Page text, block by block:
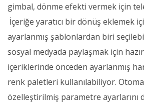
gimbal, dönme efekti vermek için
İçeriğe yaratıcı bir dönüş eklemek
ayarlanmış şablonlardan biri
sosyal medyada paylaşmak için
içeriklerinde önceden ayarlanmış
renk paletleri kullanılabiliyor.
özelleştirilmiş parametre ayarlarını